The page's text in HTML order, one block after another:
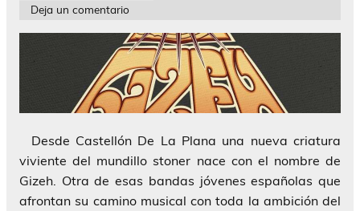
Deja un comentario
Desde Castellón De La Plana una nueva criatura
viviente del mundillo stoner nace con el nombre de
Gizeh. Otra de esas bandas jóvenes españolas que
afrontan su camino musical con toda la ambición del